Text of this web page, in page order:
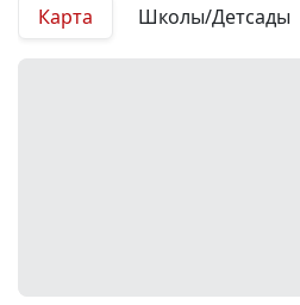
Карта Школы/Детсады